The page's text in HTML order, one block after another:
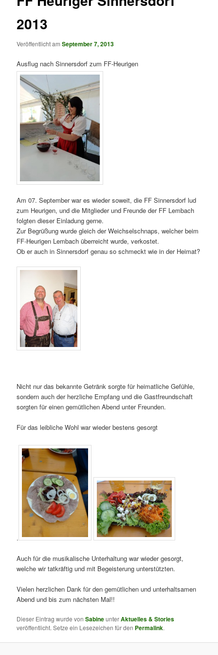
2013
Veröffentlicht amSeptember 7, 2013
Ausflug nach Sinnersdorf zum FF-Heurigen
Am 07. September war es wieder soweit, die FF Sinnersdorf lud
zum Heurigen, und die Mitglieder und Freunde der FF Lembach
folgten dieser Einladung gerne.
Zur Begrüßung wurde gleich der Weichselschnaps, welcher beim
FF-Heurigen Lembach überreicht wurde, verkostet.
Ob er auch in Sinnersdorf genau so schmeckt wie in der Heimat?
Nicht nur das bekannte Getränk sorgte für heimatliche Gefühle,
sondern auch der herzliche Empfang und die Gastfreundschaft
sorgten für einen gemütlichen Abend unter Freunden.
Für das leibliche Wohl war wieder bestens gesorgt
.
Auch für die musikalische Unterhaltung war wieder gesorgt,
welche wir tatkräftig und mit Begeisterung unterstützten.
Vielen herzlichen Dank für den gemütlichen und unterhaltsamen
Abend und bis zum nächsten Mal!!
Dieser Eintrag wurde vonSabineunterAktuelles & Stories
veröffentlicht. Setze ein Lesezeichen für den Permalink.